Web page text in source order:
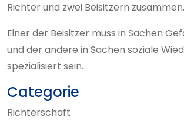
Richter und zwei Beisitzern zusammen.
Einer der Beisitzer muss in Sachen
und der andere in Sachen soziale
spezialisiert sein.
Categorie
Richterschaft